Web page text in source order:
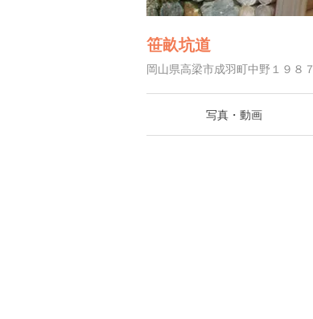
笹畝坑道
岡山県高梁市成羽町中野１９８７
写真・動画